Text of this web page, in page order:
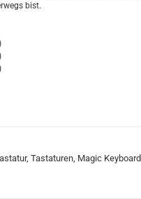
bist.
Tastaturen, Magic